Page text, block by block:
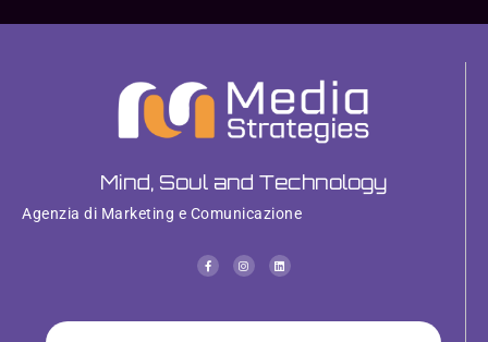
Mind, Soul and Technology
Agenzia di Marketing e Comunicazione